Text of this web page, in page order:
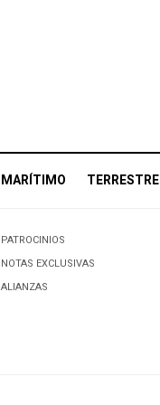
MARÍTIMO TERRESTRE
PATROCINIOS
NOTAS EXCLUSIVAS
ALIANZAS